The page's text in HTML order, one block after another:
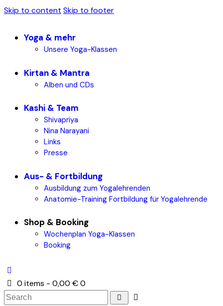
Skip to content Skip to footer
Yoga & mehr
Unsere Yoga-Klassen
Kirtan & Mantra
Alben und CDs
Kashi & Team
Shivapriya
Nina Narayani
Links
Presse
Aus- & Fortbildung
Ausbildung zum Yogalehrenden
Anatomie-Training Fortbildung für Yogalehrende
Shop & Booking
Wochenplan Yoga-Klassen
Booking
0 items - 0,00 € 0